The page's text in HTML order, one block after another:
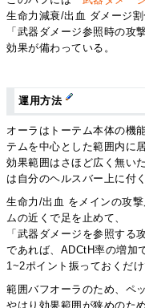
生命力減衰/出血 ダメージ
「武器ダメージ参照時の攻
効果が備わっている。
運用方法
オーラはトーテム本体の機
テムを中心とした範囲内に
効果範囲はさほど広く無い
は自分のヘルスバー上に付
生命力/出血 をメインの攻
ムの近くで足を止めて、
「武器ダメージを参照する
であれば、ADCtH率の増加
1~2ポイント振っておくだ
範囲バフオーラのため、ペ
やはり効果範囲が狭めのた